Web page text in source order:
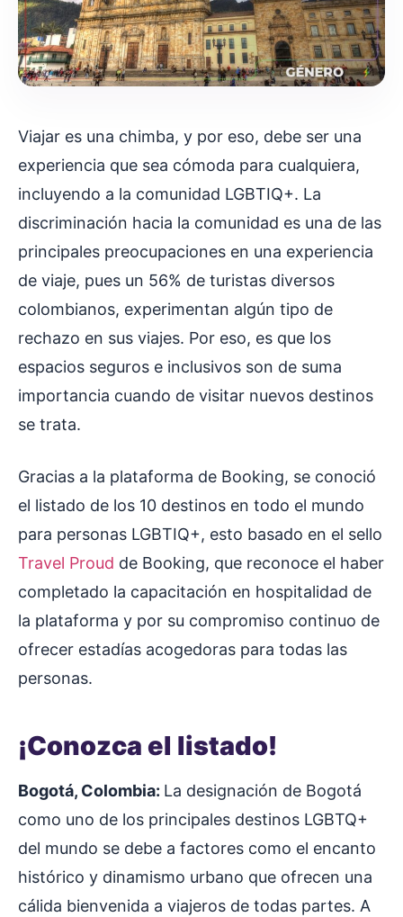
Viajar es una chimba, y por eso, debe ser una
experiencia que sea cómoda para cualquiera,
incluyendo a la comunidad LGBTIQ+. La
discriminación hacia la comunidad es una de las
principales preocupaciones en una experiencia
de viaje, pues un 56% de turistas diversos
colombianos, experimentan algún tipo de
rechazo en sus viajes. Por eso, es que los
espacios seguros e inclusivos son de suma
importancia cuando de visitar nuevos destinos
se trata.
Gracias a la plataforma de Booking, se conoció
el listado de los 10 destinos en todo el mundo
para personas LGBTIQ+, esto basado en el sello
Travel Proud de Booking, que reconoce el haber
completado la capacitación en hospitalidad de
la plataforma y por su compromiso continuo de
ofrecer estadías acogedoras para todas las
personas.
¡Conozca el listado!
Bogotá, Colombia: La designación de Bogotá
como uno de los principales destinos LGBTQ+
del mundo se debe a factores como el encanto
histórico y dinamismo urbano que ofrecen una
cálida bienvenida a viajeros de todas partes. A